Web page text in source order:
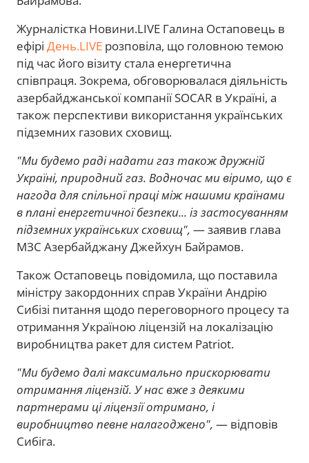
Журналістка Новини.LIVE Галина Остаповець в
ефірі День.LIVE розповіла, що головною темою
під час його візиту стала енергетична
співпраця. Зокрема, обговорювалася діяльність
азербайджанської компанії SOCAR в Україні, а
також перспективи використання українських
підземних газових сховищ.
"Ми будемо раді надати газ також дружній
Україні, природний газ. Водночас ми віримо, що є
нагода для спільної праці між нашими країнами
в плані енергетичної безпеки... із застосуванням
підземних українських сховищ", — заявив глава
МЗС Азербайджану Джейхун Байрамов.
Також Остаповець повідомила, що поставила
міністру закордонних справ України Андрію
Сибізі питання щодо переговорного процесу та
отримання Україною ліцензій на локалізацію
виробництва ракет для систем Patriot.
"Ми будемо далі максимально прискорювати
отримання ліцензій. У нас вже з деякими
партнерами ці ліцензії отримано, і
виробництво певне налагоджено", — відповів
Сибіга.